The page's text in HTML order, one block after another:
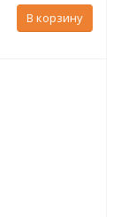
В корзину